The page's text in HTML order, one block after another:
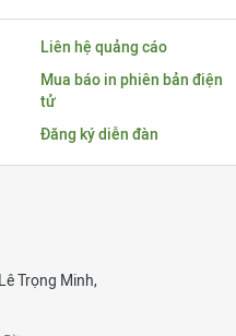
Liên hệ quảng cáo
Mua báo in phiên bản điện
tử
Đăng ký diễn đàn
Lê Trọng Minh,